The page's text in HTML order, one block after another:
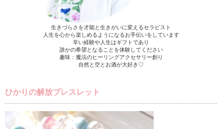
生きづらさを才能と生きがいに変えるセラピスト
人生を心から楽しめるようになるお手伝いをしています
辛い経験や人生はギフトであり
誰かの希望となることを体験してください
趣味：魔法のヒーリングアクセサリー創り
自然と空とお酒が大好き♡
ひかりの解放ブレスレット